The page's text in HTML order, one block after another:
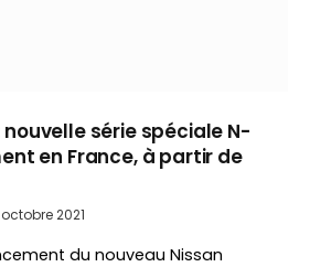
nouvelle série spéciale N-
en France, à partir de
2021
du nouveau Nissan